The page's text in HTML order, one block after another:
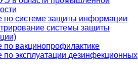
по системе защиты информации
системы защиты
по вакцинопрофилактике
по эксплуатации дезинфекционных